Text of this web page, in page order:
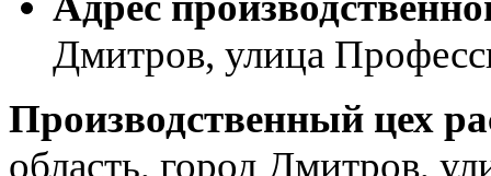
Дмитров, улица
Производственный цех
область, город Дмитров,